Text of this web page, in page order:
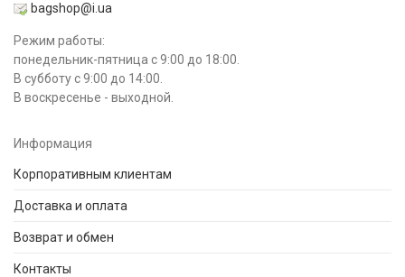
bagshop@i.ua
Режим работы:
понедельник-пятница с 9:00 до 18:00.
В субботу с 9:00 до 14:00.
В воскресенье - выходной.
Информация
Корпоративным клиентам
Доставка и оплата
Возврат и обмен
Контакты